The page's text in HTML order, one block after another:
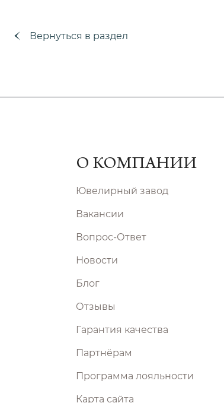
Вернуться в раздел
О КОМПАНИИ
Ювелирный завод
Вакансии
Вопрос-Ответ
Новости
Блог
Отзывы
Гарантия качества
Партнёрам
Программа лояльности
Карта сайта